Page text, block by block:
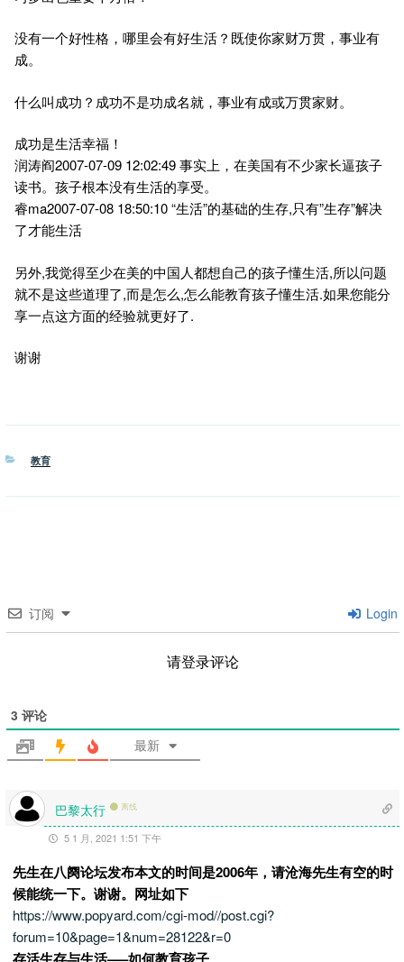
没有一个好性格，哪里会有好生活？既使你家财万贯，事业有
成。
什么叫成功？成功不是功成名就，事业有成或万贯家财。
成功是生活幸福！
润涛阎2007-07-09 12:02:49 事实上，在美国有不少家长逼孩子
读书。孩子根本没有生活的享受。
睿ma2007-07-08 18:50:10 “生活”的基础的生存,只有”生存”解决
了才能生活
另外,我觉得至少在美的中国人都想自己的孩子懂生活,所以问题
就不是这些道理了,而是怎么,怎么能教育孩子懂生活.如果您能分
享一点这方面的经验就更好了.
谢谢
分
教育
订阅 Login
请登录评论
3 评论
最新
巴黎太行 离线
5 1 月, 2021 1:51 下午
先生在八阕论坛发布本文的时间是2006年，请沧海先生有空的时
候能统一下。谢谢。网址如下
https://www.popyard.com/cgi-mod//post.cgi?
forum=10&page=1&num=28122&r=0